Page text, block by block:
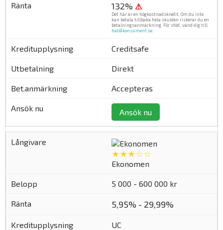
132% ⚠
Det här är en högkostnadskredit. Om du inte
kan betala tillbaka hela skulden riskerar du en
betalningsanmärkning. För stöd, vänd dig till
hallåkonsument.se
Creditsafe
Direkt
Accepteras
Ansök nu
★★★☆☆
Ekonomen
5 000 - 600 000 kr
5,95% - 29,99%
UC